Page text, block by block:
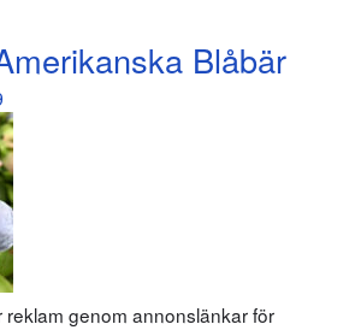
Blåbär
genom annonslänkar för